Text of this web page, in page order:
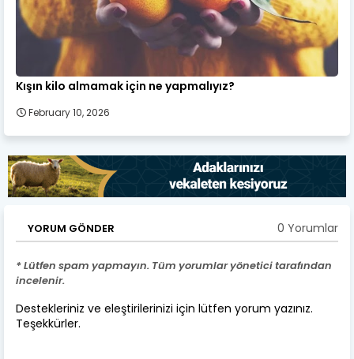
Kışın kilo almamak için ne yapmalıyız?
February 10, 2026
YORUM GÖNDER 0 Yorumlar
* Lütfen spam yapmayın. Tüm yorumlar yönetici tarafından
incelenir.
Destekleriniz ve eleştirilerinizi için lütfen yorum yazınız.
Teşekkürler.